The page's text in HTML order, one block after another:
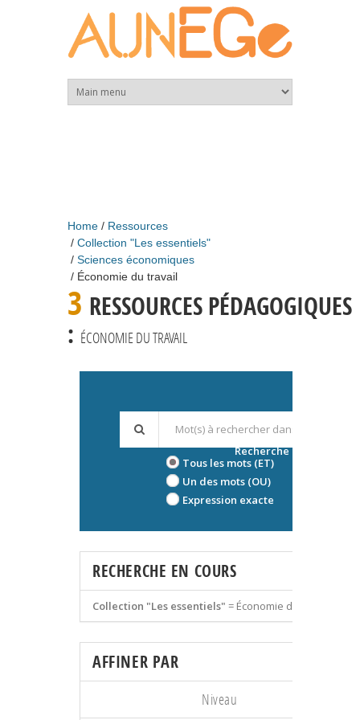
Home
Ressources
Collection "Les essentiels"
Sciences économiques
Économie du travail
3 RESSOURCES PÉDAGOGIQUES
: ÉCONOMIE DU TRAVAIL
Tous les mots (ET)
Un des mots (OU)
Expression exacte
Recherche avancée
RECHERCHE EN COURS
Collection "Les essentiels" = Économie du travail
AFFINER PAR
Niveau